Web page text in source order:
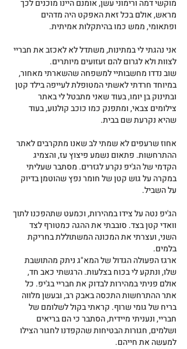
מוקשי דמה ורימוני עשן, אומנם היינו מוכנים לכך
מראש, אולם בכל זאת האפקט היה מדהים
ופתאומי, ממש כמו בהיתקלות אמיתית.
אני נהגתי לי במתינות, משתדל לא לאכזב את חבריי
לצוות ולא לגרום להם זעזועים מיותרים.
שוב נדדו מחשבותיי למשפחה שהשארתי מאחור,
במיוחד חרדתי לאשתי המטופלת לעייפה בילד קטן
ובתינוק בן יומו, בעוד שאני מתבטל לי באתר
צילומים צבאי, ומתפנק כמו כוכב קולנוע, בעוד
שהיא נקרעת שם בבית.
אחוז שרעפים לא שמתי לב שאנו מתקרבים לאתר
ההתרחשות. פתאום נשמע פיצוץ עז, והצמיג
הקדמי של הג'יפ נקרע לגזרים. מסתבר שעליתי
במקרה על גוש קטן של חומר נפץ שהוטמן בדיוק
על השביל.
הג'יפ נטה על צידו במהירות, וכמעט שתהפכנו לתוך
וואדי קטן בצד. סובבתי את ההגה כמטורף לצד
השני, ועצרתי את המכונה המשתוללת בחריקת
בלמים.
ארגז הפעולה הגדול של המא"ג ניתק מהתושבת
שלו, ונתקע לי בכוח בצלעות. הרגשתי כאב חד,
אולם פניתי במהירות לבדוק את חבריי בג'יפ. כל
אתר ההתרחשות התכסה באבק רב, ובעשן מלווה
בריח של גומי שרוף. קראתי בקול לשלומם של
חבריי, ונעניתי מיידית, הסתבר כי הם בריאים
ושלמים, חגורות הבטיחות שהקפדנו לחגור הצילו
למעשה את חייהם.